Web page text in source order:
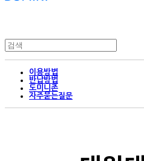
이용방법
반납방법
도미니존
자주묻는질문